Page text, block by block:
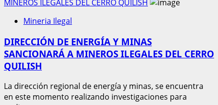
MINEROS ILEGALES DEL CERRO QUILISH
Mineria Ilegal
DIRECCIÓN DE ENERGÍA Y MINAS
SANCIONARÁ A MINEROS ILEGALES DEL CERRO
QUILISH
La dirección regional de energía y minas, se encuentra
en este momento realizando investigaciones para